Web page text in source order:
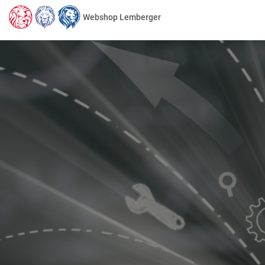
Webshop Lemberger